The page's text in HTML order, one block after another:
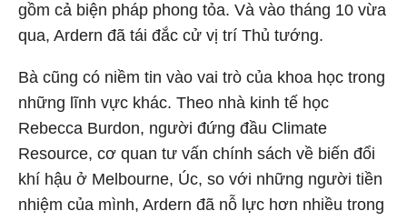
gồm cả biện pháp phong tỏa. Và vào tháng 10 vừa
qua, Ardern đã tái đắc cử vị trí Thủ tướng.
Bà cũng có niềm tin vào vai trò của khoa học trong
những lĩnh vực khác. Theo nhà kinh tế học
Rebecca Burdon, người đứng đầu Climate
Resource, cơ quan tư vấn chính sách về biến đổi
khí hậu ở Melbourne, Úc, so với những người tiền
nhiệm của mình, Ardern đã nỗ lực hơn nhiều trong